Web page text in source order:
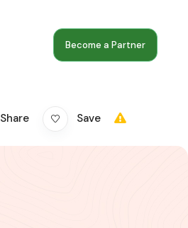
Become a Partner
Share Save